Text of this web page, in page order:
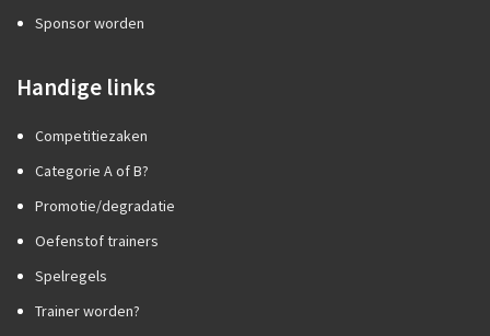
Sponsor worden
Handige links
Competitiezaken
Categorie A of B?
Promotie/degradatie
Oefenstof trainers
Spelregels
Trainer worden?